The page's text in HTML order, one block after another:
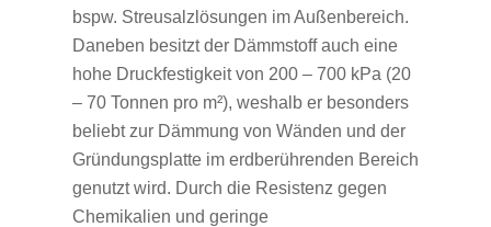
bspw. Streusalzlösungen im Außenbereich.
Daneben besitzt der Dämmstoff auch eine
hohe Druckfestigkeit von 200 – 700 kPa (20
– 70 Tonnen pro m²), weshalb er besonders
beliebt zur Dämmung von Wänden und der
Gründungsplatte im erdberührenden Bereich
genutzt wird. Durch die Resistenz gegen
Chemikalien und geringe